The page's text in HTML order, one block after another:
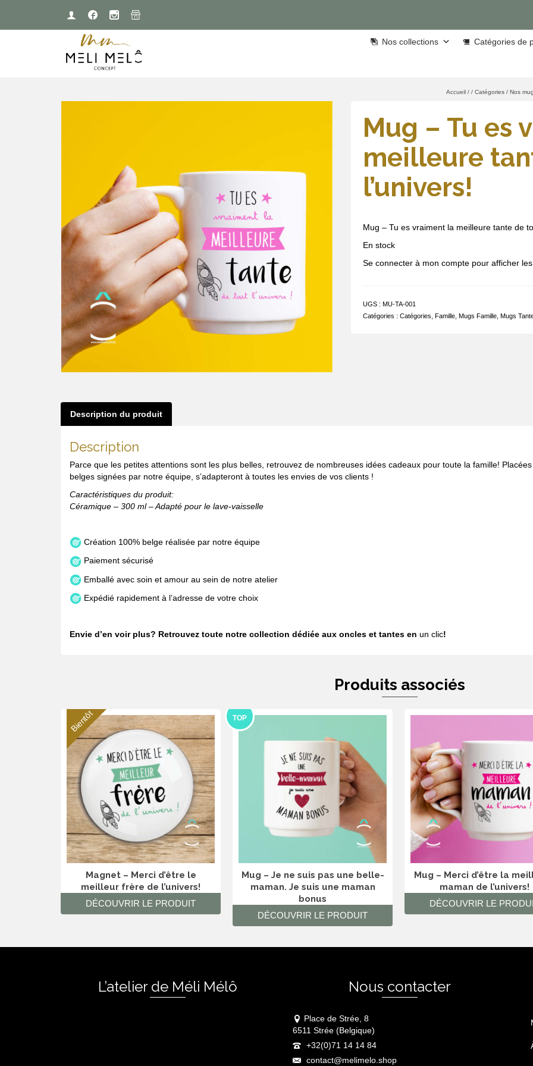
Nos collections Catégories de
Accueil / / Catégories / Nos
Mug – Tu es
meilleure
l’univers!
Mug – Tu es vraiment la meilleure tante de
En stock
Se connecter à mon compte pour afficher
UGS : MU-TA-001
Catégories : Catégories Famille, Mugs Famille, Mugs
Description du produit
Description
Parce que les petites attentions sont les plus belles, retrouvez de nombreuses idées cadeaux pour toute la famille!
belges signées par notre équipe, s’adapteront à toutes les envies de vos clients !
Caractéristiques du produit:
Céramique – 300 ml – Adapté pour le lave-vaisselle
Création 100% belge réalisée par notre équipe
Paiement sécurisé
Emballé avec soin et amour au sein de notre atelier
Expédié rapidement à l’adresse de votre choix
Envie d’en voir plus? Retrouvez toute notre collection dédiée aux oncles et tantes en un clic!
Produits associés
Bientôt
Magnet – Merci d’être le
meilleur frère de l’univers!
DÉCOUVRIR LE PRODUIT
TOP
Mug – Je ne suis pas une belle-
maman. Je suis une maman
bonus
DÉCOUVRIR LE PRODUIT
Mug – Merci d’être la
maman de l’univers!
DÉCOUVRIR LE
L’atelier de Méli Mélô Nous contacter
Place de Strée, 8
6511 Strée (Belgique)
+32(0)71 14 14 84
contact@melimelo.shop